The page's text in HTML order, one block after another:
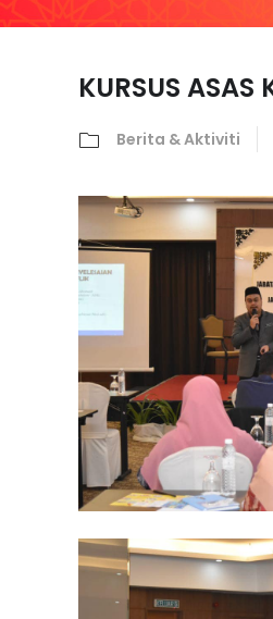
KURSUS
Berita & Aktiviti